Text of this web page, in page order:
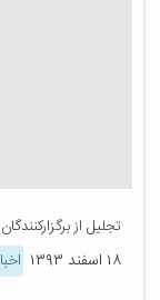
تجلیل از
۱۸ اسفند ۱۳۹۳